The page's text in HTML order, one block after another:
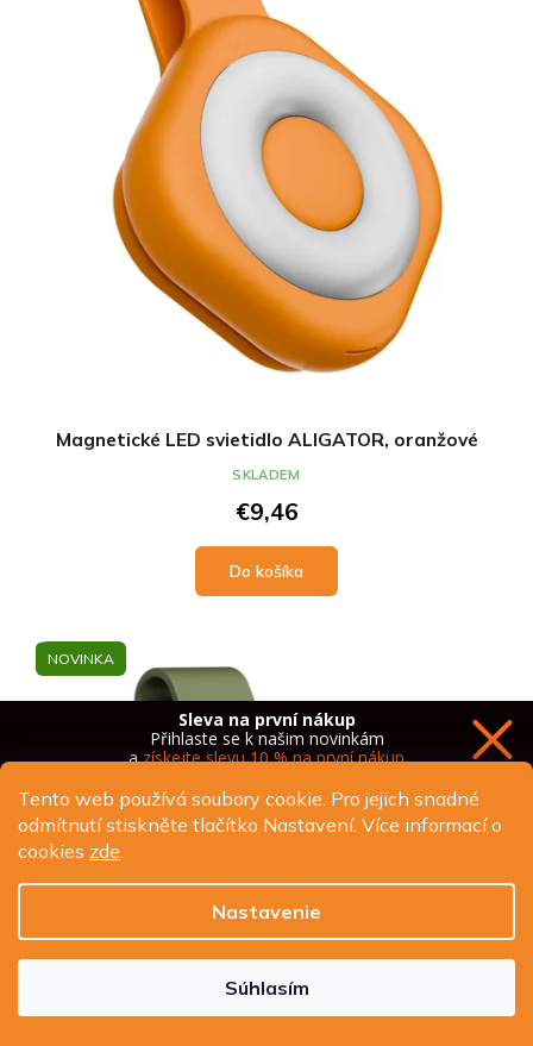
Tento web používá soubory cookie. Pro jejich snadné
odmítnutí stiskněte tlačítko Nastavení. Více informací o
cookies zde.
Nastavenie
Súhlasím
Magnetické LED svietidlo ALIGATOR, oranžové
€9,46
Do košíka
SKLADEM
NOVINKA
Sleva na první nákup
Přihlaste se k našim novinkám
azískejte slevu 10 % na první nákup
Ochrana osobních údajů